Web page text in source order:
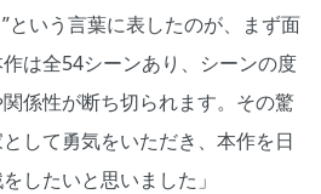
という言葉に表したのが、まず面
は全54シーンあり、シーンの度
係性が断ち切られます。その驚
して勇気をいただき、本作を日
したいと思いました」